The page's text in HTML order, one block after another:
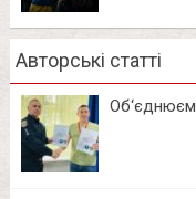
Авторські статті